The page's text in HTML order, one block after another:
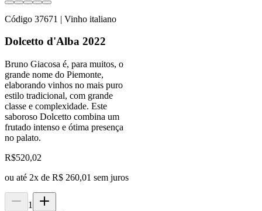
Código 37671 | Vinho italiano
Dolcetto d'Alba 2022
Bruno Giacosa é, para muitos, o
grande nome do Piemonte,
elaborando vinhos no mais puro
estilo tradicional, com grande
classe e complexidade. Este
saboroso Dolcetto combina um
frutado intenso e ótima presença
no palato.
R$520,02
ou até 2x de R$ 260,01 sem juros
1